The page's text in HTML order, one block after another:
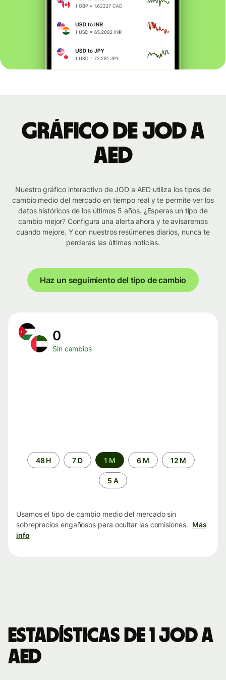
Gráfico de JOD a
AED
Nuestro gráfico interactivo de JOD a AED utiliza los tipos de
cambio medio del mercado en tiempo real y te permite ver los
datos históricos de los últimos 5 años. ¿Esperas un tipo de
cambio mejor? Configura una alerta ahora y te avisaremos
cuando mejore. Y con nuestros resúmenes diarios, nunca te
perderás las últimas noticias.
Haz un seguimiento del tipo de cambio
0
Sin cambios
Periodo48 H 7 D 1 M 6 M 12 M
5 A
Usamos el tipo de cambio medio del mercado sin
sobreprecios engañosos para ocultar las comisiones. Más
info
Estadísticas de 1 JOD a
AED